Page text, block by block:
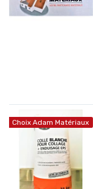
Choix Adam Matériaux